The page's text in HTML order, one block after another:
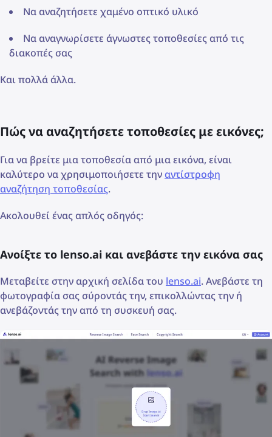
Να αναζητήσετε χαμένο οπτικό υλικό
Να αναγνωρίσετε άγνωστες τοποθεσίες από τις
διακοπές σας
Και πολλά άλλα.
Πώς να αναζητήσετε τοποθεσίες με εικόνες;
Για να βρείτε μια τοποθεσία από μια εικόνα, είναι
καλύτερο να χρησιμοποιήσετε τηναντίστροφη
αναζήτηση τοποθεσίας.
Ακολουθεί ένας απλός οδηγός:
Ανοίξτε το lenso.ai και ανεβάστε την εικόνα σας
Μεταβείτε στην αρχική σελίδα του lenso.ai. Ανεβάστε τη
φωτογραφία σας σύροντάς την, επικολλώντας την ή
ανεβάζοντάς την από τη συσκευή σας.